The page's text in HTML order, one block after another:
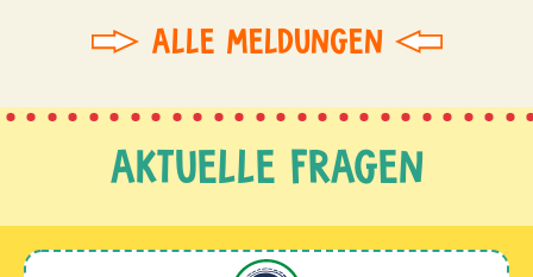
ALLE MELDUNGEN
AKTUELLE FRAGEN